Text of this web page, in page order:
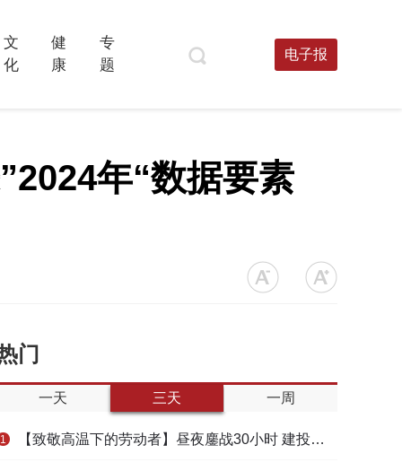
文
化
健
康
专
题
电子报
年“数据要素
门
一天 三天 一周
1 【致敬高温下的劳动者】昼夜鏖战30小时 建投衡水水务紧急抢修保民生用水